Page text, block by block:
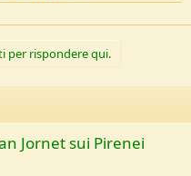
per rispondere qui.
Jornet sui Pirenei